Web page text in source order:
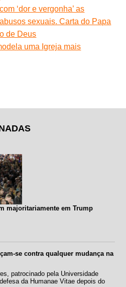
‘dor e vergonha’ as
abusos sexuais. Carta do Papa
de Deus
uma Igreja mais
majoritariamente em Trump
se contra qualquer mudança na
patrocinado pela Universidade
da Humanae Vitae depois do